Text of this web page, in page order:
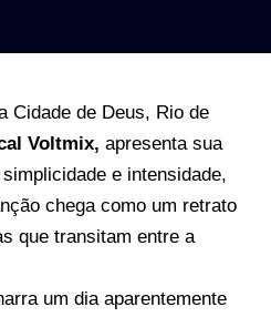
Cidade de Deus, Rio de
Voltmix, apresenta sua
e intensidade,
chega como um retrato
que transitam entre a
um dia aparentemente